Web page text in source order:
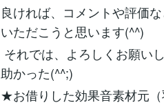
良ければ、コメントや評価
いただこうと思います(^^)
それでは、よろしくお願
助かった(^^;)
★お借りした効果音素材元（